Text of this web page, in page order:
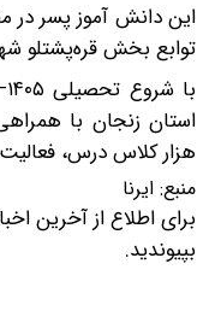
این دانش آموز پسر در
توابع بخش قره‌پشتلو
هزار کلاس درس، فعالیت
منبع: ایرنا
برای اطلاع از آخرین
بپیوندید.